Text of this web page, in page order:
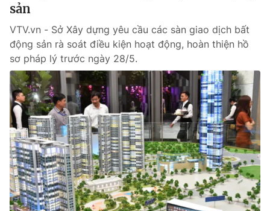
sản
VTV.vn - Sở Xây dựng yêu cầu các sàn giao dịch bất
động sản rà soát điều kiện hoạt động, hoàn thiện hồ
sơ pháp lý trước ngày 28/5.